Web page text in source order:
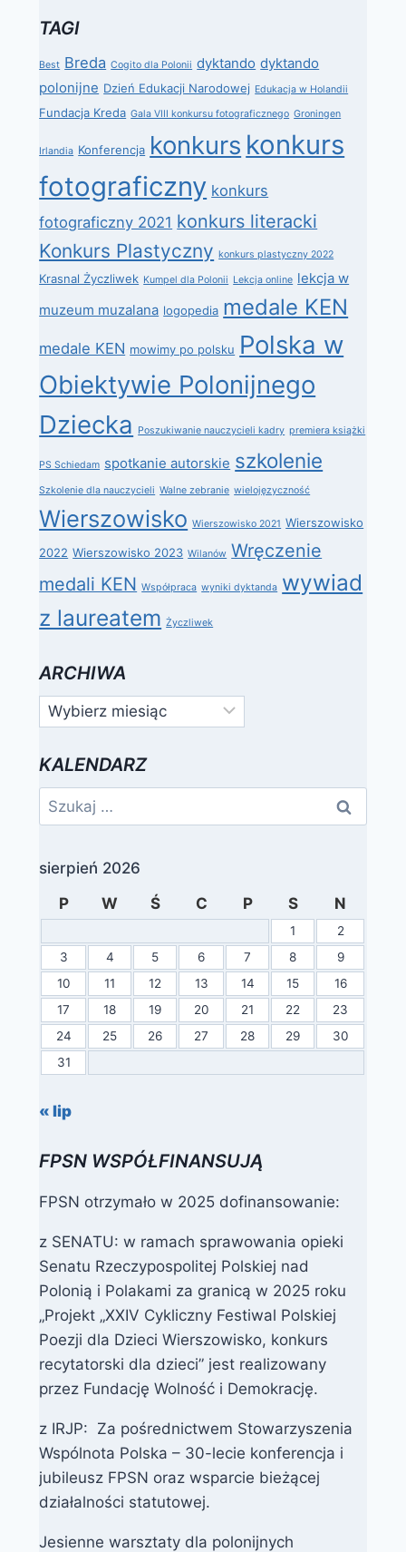
TAGI
Best Breda Cogito dla Polonii dyktando dyktando
polonijne Dzień Edukacji Narodowej Edukacja w Holandii
Fundacja Kreda Gala VIII konkursu fotograficznego Groningen
Irlandia Konferencja konkurs konkurs
fotograficzny konkurs
fotograficzny 2021 konkurs literacki
Konkurs Plastyczny konkurs plastyczny 2022
Krasnal Życzliwek Kumpel dla Polonii Lekcja online lekcja w
muzeum muzalana logopedia medale KEN
medale KEN mowimy po polsku Polska w
Obiektywie Polonijnego
Dziecka
Poszukiwanie nauczycieli kadry premiera książki
PS Schiedam spotkanie autorskie szkolenie
Szkolenie dla nauczycieli Walne zebranie wielojęzyczność
Wierszowisko Wierszowisko 2021 Wierszowisko
2022 Wierszowisko 2023 Wilanów Wręczenie
medali KEN Współpraca wyniki dyktanda wywiad
z laureatem Życzliwek
ARCHIWA
Archiwa
KALENDARZ
Szukaj:
sierpień 2026
P
W Ś C P S N
1
2
3
4 5 6 7 8
9
10
11 12 13 14 15
16
17
18 19 20 21 22
23
24
25 26 27 28 29
30
31
« lip
FPSN WSPÓŁFINANSUJĄ
FPSN otrzymało w 2025 dofinansowanie:
z SENATU: w ramach sprawowania opieki
Senatu Rzeczypospolitej Polskiej nad
Polonią i Polakami za granicą w 2025 roku
„Projekt „XXIV Cykliczny Festiwal Polskiej
Poezji dla Dzieci Wierszowisko, konkurs
recytatorski dla dzieci” jest realizowany
przez Fundację Wolność i Demokrację.
z IRJP: Za pośrednictwem Stowarzyszenia
Wspólnota Polska – 30-lecie konferencja i
jubileusz FPSN oraz wsparcie bieżącej
działalności statutowej.
Jesienne warsztaty dla polonijnych